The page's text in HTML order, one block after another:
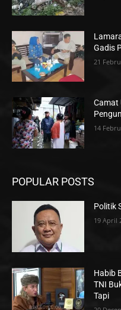
Gadis
21
Camat
14
POPULAR POSTS
Politik
19 April
Habib
TNI
Tapi